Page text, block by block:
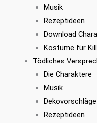
Musik
Rezeptideen
Download
Kostüme für
Tödliches
Die Charaktere
Musik
Dekovorschläge
Rezeptideen